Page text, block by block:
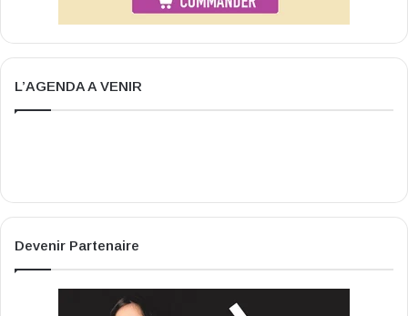
L’AGENDA A VENIR
Devenir Partenaire